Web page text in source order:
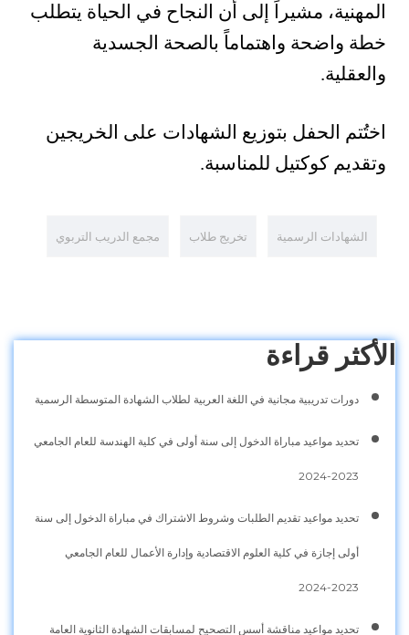
المهنية، مشيراً إلى أن النجاح في الحياة يتطلب
خطة واضحة واهتماماً بالصحة الجسدية
والعقلية.
اختُتم الحفل بتوزيع الشهادات على الخريجين
وتقديم كوكتيل للمناسبة.
الشهادات الرسمية تخريج طلاب مجمع الدريب التربوي
الأكثر قراءة
دورات تدريبية مجانية في اللغة العربية لطلاب الشهادة المتوسطة الرسمية
تحديد مواعيد مباراة الدخول إلى سنة أولى في كلية الهندسة للعام الجامعي
2023-2024
تحديد مواعيد تقديم الطلبات وشروط الاشتراك في مباراة الدخول إلى سنة
أولى إجازة في كلية العلوم الاقتصادية وإدارة الأعمال للعام الجامعي
2023-2024
تحديد مواعيد مناقشة أسس التصحيح لمسابقات الشهادة الثانوية العامة